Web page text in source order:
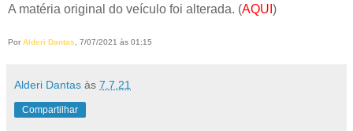
A matéria original do veículo foi alterada. (AQUI )
Por Alderi Dantas, 7/07/2021 às 01:15
Alderi Dantas às 7.7.21
Compartilhar